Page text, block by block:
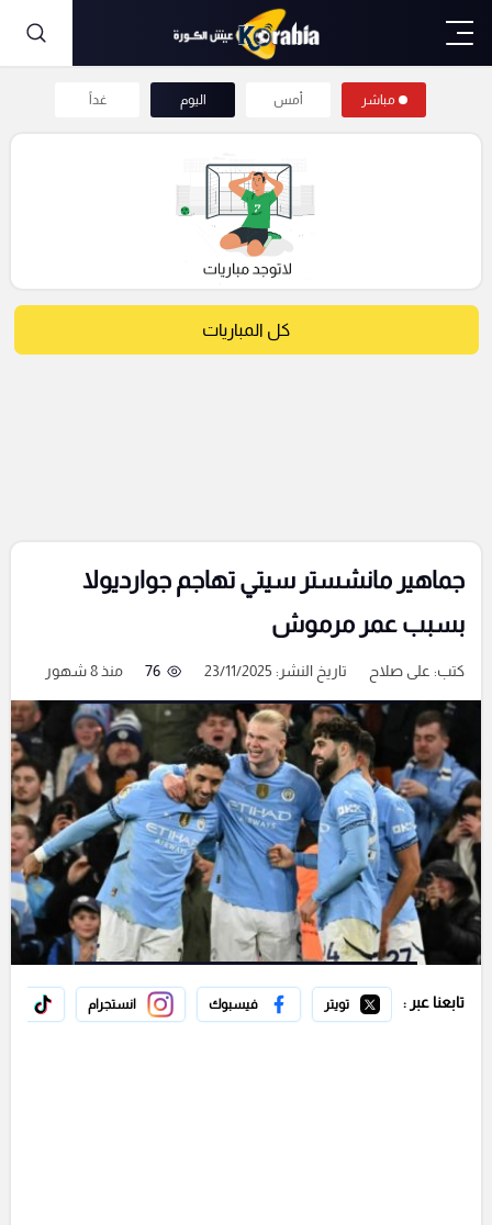
مباشر أمس اليوم غداً
كل المباريات
جماهير مانشستر سيتي تهاجم جوارديولا
بسبب عمر مرموش
كتب: على صلاح تاريخ النشر: 23/11/2025 76 منذ 8 شهور
تابعنا عبر : تويتر فيسبوك انستجرام